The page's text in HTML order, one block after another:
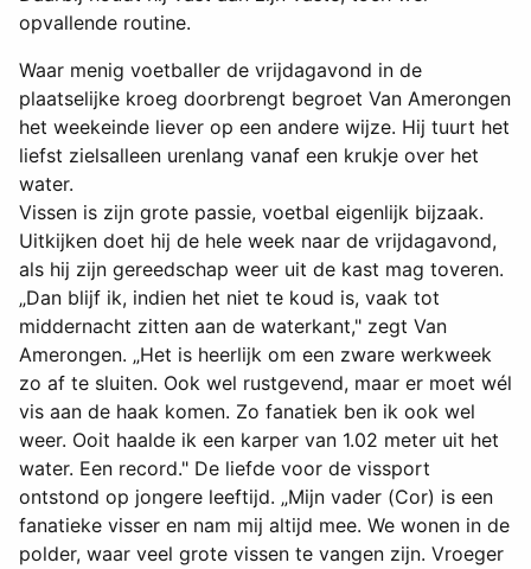
opvallende routine.
Waar menig voetballer de vrijdagavond in de
plaatselijke kroeg doorbrengt begroet Van Amerongen
het weekeinde liever op een andere wijze. Hij tuurt het
liefst zielsalleen urenlang vanaf een krukje over het
water.
Vissen is zijn grote passie, voetbal eigenlijk bijzaak.
Uitkijken doet hij de hele week naar de vrijdagavond,
als hij zijn gereedschap weer uit de kast mag toveren.
„Dan blijf ik, indien het niet te koud is, vaak tot
middernacht zitten aan de waterkant," zegt Van
Amerongen. „Het is heerlijk om een zware werkweek
zo af te sluiten. Ook wel rustgevend, maar er moet wél
vis aan de haak komen. Zo fanatiek ben ik ook wel
weer. Ooit haalde ik een karper van 1.02 meter uit het
water. Een record." De liefde voor de vissport
ontstond op jongere leeftijd. „Mijn vader (Cor) is een
fanatieke visser en nam mij altijd mee. We wonen in de
polder, waar veel grote vissen te vangen zijn. Vroeger